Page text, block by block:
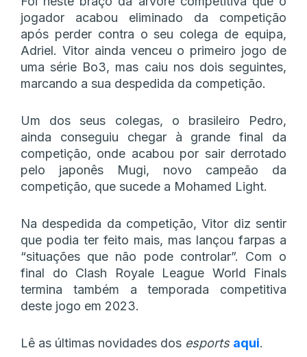
jogador acabou eliminado da competição
após perder contra o seu colega de equipa,
Adriel. Vitor ainda venceu o primeiro jogo de
uma série Bo3, mas caiu nos dois seguintes,
marcando a sua despedida da competição.
Um dos seus colegas, o brasileiro Pedro,
ainda conseguiu chegar à grande final da
competição, onde acabou por sair derrotado
pelo japonês Mugi, novo campeão da
competição, que sucede a Mohamed Light.
Na despedida da competição, Vitor diz sentir
que podia ter feito mais, mas lançou farpas a
“situações que não pode controlar”. Com o
final do Clash Royale League World Finals
termina também a temporada competitiva
deste jogo em 2023.
Lê as últimas novidades dos esports aqui.